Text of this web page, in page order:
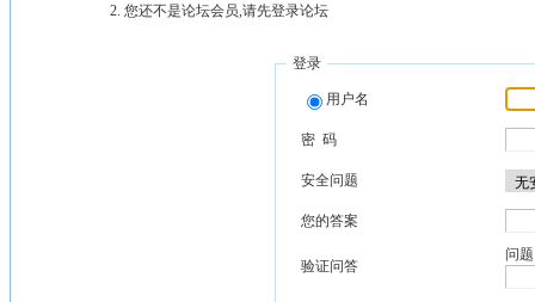
您还不是论坛会员,请先登录论坛
登录
用户名
密 码
安全问题
您的答案
验证问答
问